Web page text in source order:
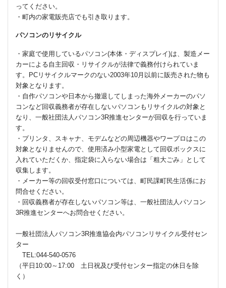
ってください。
・町内の家電販売店でも引き取ります。
パソコンのリサイクル
・家庭で使用しているパソコン(本体・ディスプレイ)は、製造メー
カーによる自主回収・リサイクルが法律で義務付けられていま
す。PCリサイクルマークのない2003年10月以前に販売された物も
対象となります。
・自作パソコンや日本から撤退してしまった海外メーカーのパソ
コンなど回収義務者が存在しないパソコンもリサイクルの対象と
なり、一般社団法人パソコン3R推進センターが回収を行っていま
す。
・プリンタ、スキャナ、モデムなどの周辺機器やワープロはこの
対象となりませんので、使用済み小型家電として回収ボックスに
入れていただくか、指定袋に入らない場合は「粗大ごみ」として
収集します。
・メーカー等の回収受付窓口については、町民課町民生活係にお
問合せください。
・回収義務者が存在しないパソコン等は、一般社団法人パソコン
3R推進センターへお問合せください。
一般社団法人パソコン3R推進協会内パソコンリサイクル受付セン
ター
TEL:044-540-0576
（平日10:00～17:00 土日祝及び受付センター指定の休日を除
く）